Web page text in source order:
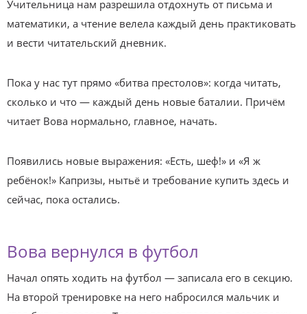
Учительница нам разрешила отдохнуть от письма и
математики, а чтение велела каждый день практиковать
и вести читательский дневник.
Пока у нас тут прямо «битва престолов»: когда читать,
сколько и что — каждый день новые баталии. Причём
читает Вова нормально, главное, начать.
Появились новые выражения: «Есть, шеф!» и «Я ж
ребёнок!» Капризы, нытьё и требование купить здесь и
сейчас, пока остались.
Вова вернулся в футбол
Начал опять ходить на футбол — записала его в секцию.
На второй тренировке на него набросился мальчик и